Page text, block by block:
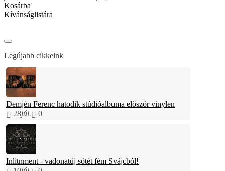
Kosárba
Kívánságlistára
Legújabb cikkeink
Demjén Ferenc hatodik stúdióalbuma először vinylen
28júl. 0
Inlitnment - vadonatúj sötét fém Svájcból!